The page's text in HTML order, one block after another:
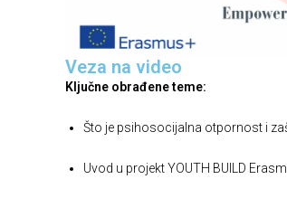
Veza na video
Ključne obrađene teme:
Što je psihosocijalna otpornost i
Uvod u projekt YOUTH BUILD